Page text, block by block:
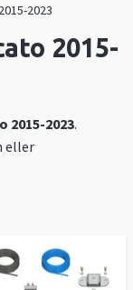
2023
2015-
2015-2023.
eller